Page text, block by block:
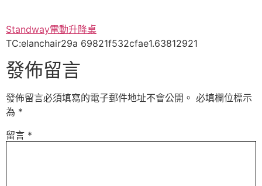
Standway電動升降桌
TC:elanchair29a 69821f532cfae1.63812921
發佈留言
發佈留言必須填寫的電子郵件地址不會公開。 必填欄位標示
為 *
留言 *